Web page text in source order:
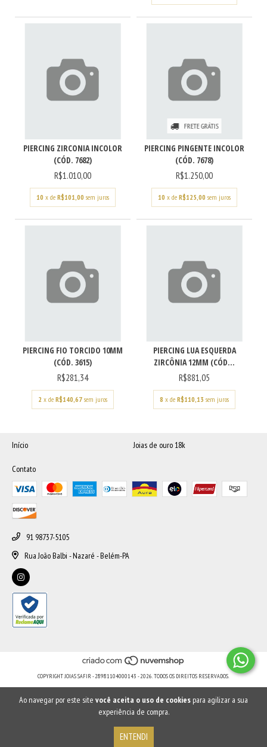
Ao navegar por este site você aceita o uso de cookies para agilizar a sua
experiência de compra.
ENTENDI
PIERCING ZIRCONIA INCOLOR
(CÓD. 7682)
R$1.010,00
10 x de R$101,00 sem juros
FRETE GRÁTIS
PIERCING PINGENTE INCOLOR
(CÓD. 7678)
R$1.250,00
10 x de R$125,00 sem juros
PIERCING FIO TORCIDO 10MM
(CÓD. 3615)
R$281,34
2 x de R$140,67 sem juros
PIERCING LUA ESQUERDA
ZIRCÔNIA 12MM (CÓD...
R$881,05
8 x de R$110,13 sem juros
Início Joias de ouro 18k
Contato
91 98737-5105
Rua João Balbi - Nazaré - Belém-PA
COPYRIGHT JOIAS SAFIR - 28981104000143 - 2026. TODOS OS DIREITOS RESERVADOS.